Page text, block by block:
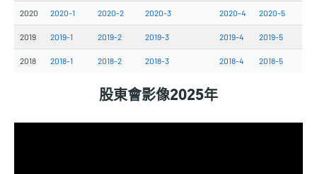
2020 2020-1 2020-2 2020-3 2020-4 2020-5
2019 2019-1 2019-2 2019-3 2019-4 2019-5
2018 2018-1 2018-2 2018-3 2018-4 2018-5
股東會影像2025年